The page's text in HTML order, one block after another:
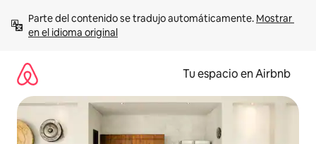
contenido
Parte del contenido se tradujo automáticamente. Mostrar
en el idioma original
Tu espacio en Airbnb